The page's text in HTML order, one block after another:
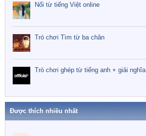
Nối từ tiếng Việt online
Trò chơi Tìm từ ba chân
Trò chơi ghép từ tiếng anh + giải nghĩa
Được thích nhiều nhất